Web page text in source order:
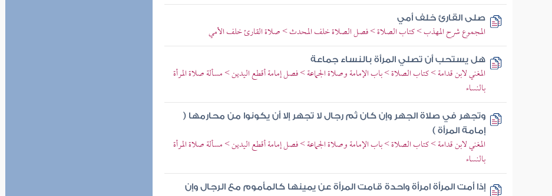
صلى القارئ خلف أمي
المجموع شرح المهذب > كتاب الصلاة > فصل الصلاة خلف المحدث > صلاة القارئ خلف الأمي
هل يستحب أن تصلي المرأة بالنساء جماعة
المغني لابن قدامة > كتاب الصلاة > باب الإمامة وصلاة الجماعة > فصل إمامة أقطع اليدين > مسألة صلاة المرأة
بالنساء
وتجهر في صلاة الجهر وإن كان ثم رجال لا تجهر إلا أن يكونوا من محارمها (
إمامة المرأة )
المغني لابن قدامة > كتاب الصلاة > باب الإمامة وصلاة الجماعة > فصل إمامة أقطع اليدين > مسألة صلاة المرأة
بالنساء
إذا أمت المرأة امرأة واحدة قامت المرأة عن يمينها كالمأموم مع الرجال وإن